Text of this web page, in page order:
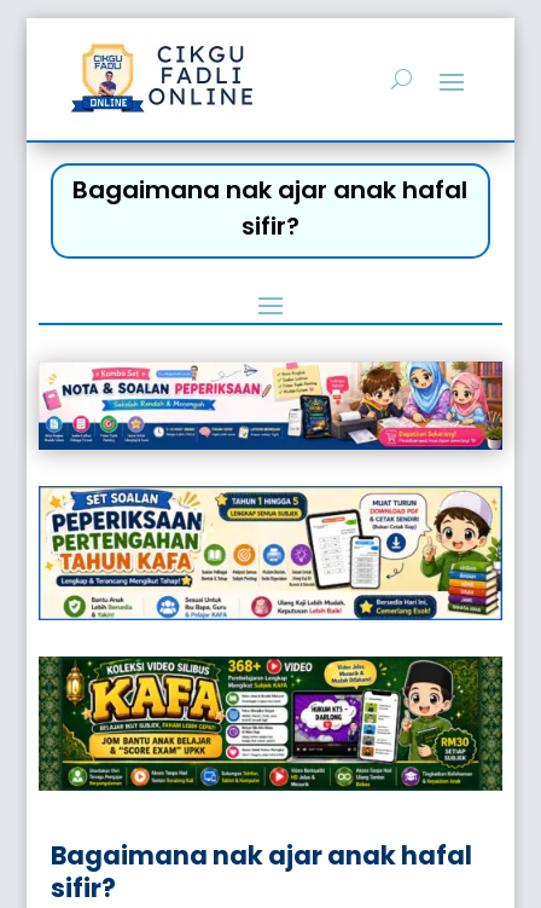
Bagaimana nak ajar anak hafal
sifir?
Bagaimana nak ajar anak hafal
sifir?